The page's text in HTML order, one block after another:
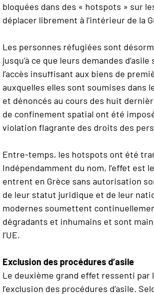
bloquées dans des « hotspots » sur
déplacer librement à l’intérieur de la
Les personnes réfugiées sont
jusqu’à ce que leurs demandes
l’accès insuffisant aux biens de
auxquelles elles sont soumises dans
et dénoncés au cours des huit
de confinement spatial ont été
violation flagrante des droits des
Entre-temps, les hotspots ont été
Indépendamment du nom, l’effet est
entrent en Grèce sans autorisation
de leur statut juridique et de leur
modernes soumettent
dégradants et inhumains et sont
l’UE.
Exclusion des procédures d’asile
Le deuxième grand effet ressenti par
l’exclusion des procédures d’asile.